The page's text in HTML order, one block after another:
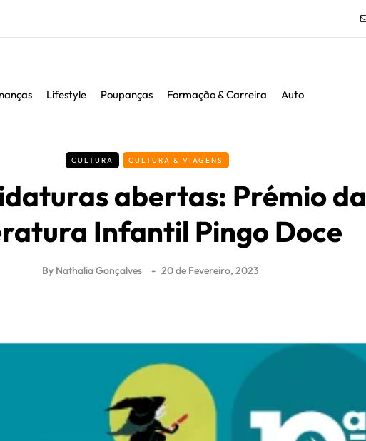
Lifestyle Poupanças Formação & Carreira Auto
CULTURA CULTURA & VIAGENS
abertas: Prémio da
Infantil Pingo Doce
By Nathalia Gonçalves 20 de Fevereiro, 2023